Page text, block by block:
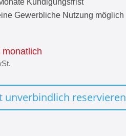
Gewerbliche Nutzung möglich
monatlich
unverbindlich reservieren